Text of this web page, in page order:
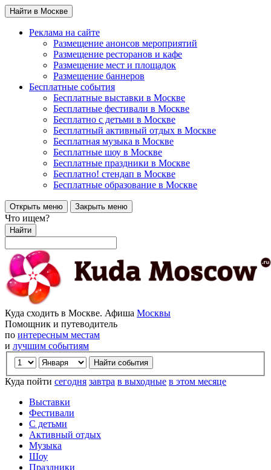
Найти в Москве
Реклама на сайте
Размещение анонсов мероприятий
Размещение ресторанов и кафе
Размещение мест и площадок
Размещение баннеров
Бесплатные события
Бесплатные выставки в Москве
Бесплатные фестивали в Москве
Бесплатно с детьми в Москве
Бесплатный активный отдых в Москве
Бесплатная музыка в Москве
Бесплатные шоу в Москве
Бесплатные праздники в Москве
Бесплатно! стендап в Москве
Бесплатные образование в Москве
Открыть меню Закрыть меню
Что ищем?
Найти
Куда сходить в Москве. Афиша Москвы
Помощник и путеводитель
по интересным местам
и лучшим событиям
Куда пойти сегодня завтра в выходные в этом месяце
Выставки
Фестивали
С детьми
Активный отдых
Музыка
Шоу
Праздники